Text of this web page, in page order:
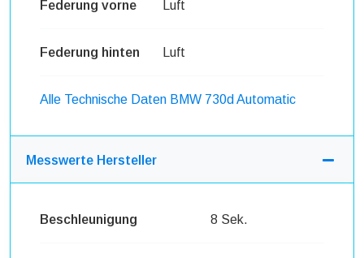
Federung vorne Luft
Federung hinten Luft
Alle Technische Daten BMW 730d Automatic
Messwerte Hersteller
Beschleunigung 8 Sek.